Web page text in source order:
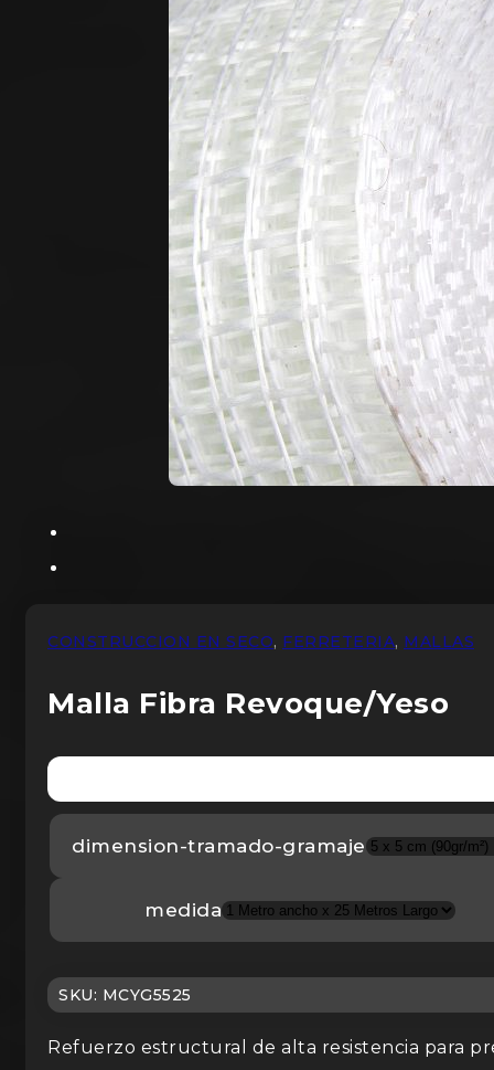
CONSTRUCCION EN SECO, FERRETERIA, MALLAS
Malla Fibra Revoque/Yeso
dimension-tramado-gramaje
medida
SKU: MCYG5525
Refuerzo estructural de alta resistencia para